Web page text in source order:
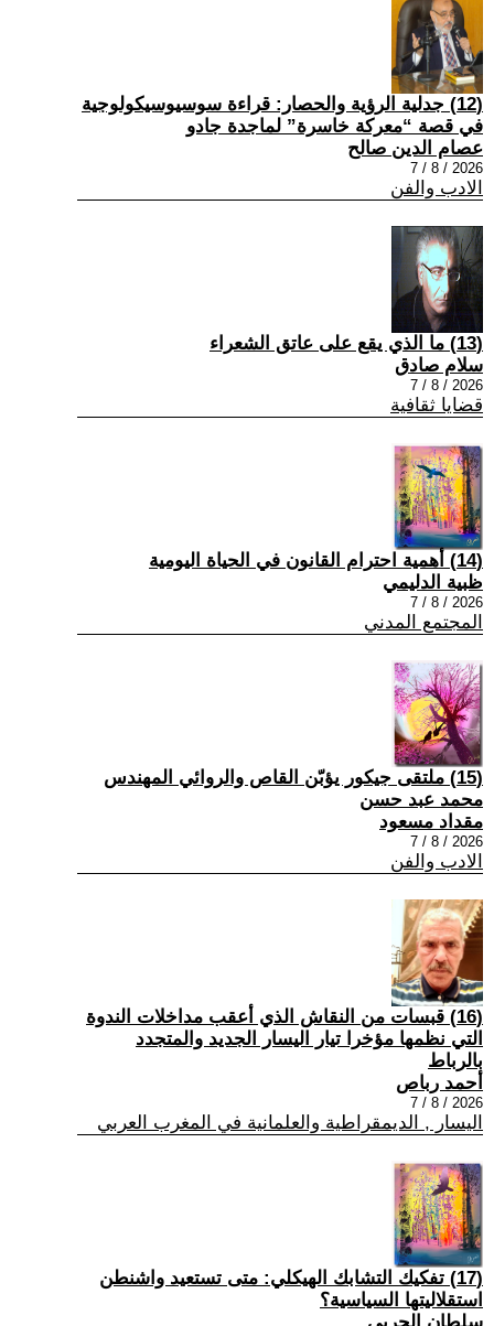
(12) جدلية الرؤية والحصار: قراءة سوسيوسيكولوجية
في قصة “معركة خاسرة” لماجدة جادو
عصام الدين صالح
2026 / 8 / 7
الادب والفن
(13) ما الذي يقع على عاتق الشعراء
سلام صادق
2026 / 8 / 7
قضايا ثقافية
(14) أهمية احترام القانون في الحياة اليومية
ظبية الدليمي
2026 / 8 / 7
المجتمع المدني
(15) ملتقى جيكور يؤبّن القاص والروائي المهندس
محمد عبد حسن
مقداد مسعود
2026 / 8 / 7
الادب والفن
(16) قبسات من النقاش الذي أعقب مداخلات الندوة
التي نظمها مؤخرا تيار اليسار الجديد والمتجدد
بالرباط
أحمد رباص
2026 / 8 / 7
اليسار , الديمقراطية والعلمانية في المغرب العربي
(17) تفكيك التشابك الهيكلي: متى تستعيد واشنطن
استقلاليتها السياسية؟